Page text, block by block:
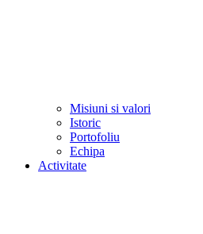
Misiuni si valori
Istoric
Portofoliu
Echipa
Activitate